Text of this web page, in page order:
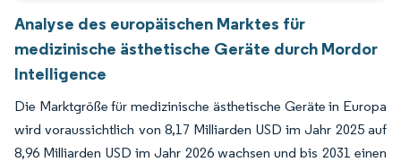
Analyse des europäischen Marktes für
medizinische ästhetische Geräte durch Mordor
Intelligence
Die Marktgröße für medizinische ästhetische Geräte in Europa
wird voraussichtlich von 8,17 Milliarden USD im Jahr 2025 auf
8,96 Milliarden USD im Jahr 2026 wachsen und bis 2031 einen